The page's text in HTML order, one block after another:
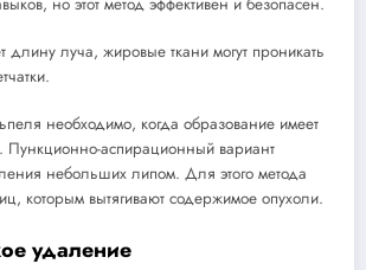
длину луча, жировые ткани могут проникать
необходимо, когда образование имеет
аспирационный вариант
небольших липом. Для этого метода
которым вытягивают содержимое опухоли.
удаление